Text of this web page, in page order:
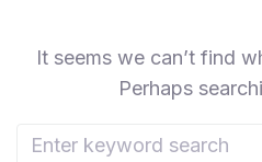
It seems we can’t find
Perhaps